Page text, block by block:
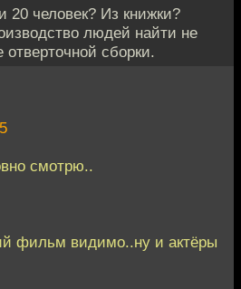
20 человек? Из книжки?
людей найти не
сборки.
смотрю..
фильм видимо..ну и актёры